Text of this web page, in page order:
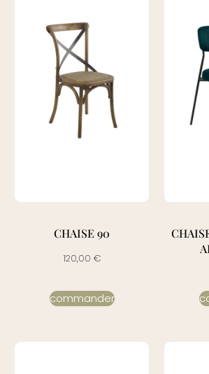
CHAISE 90
120,00 €
commander